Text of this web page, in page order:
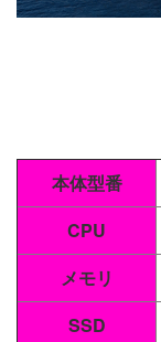
本体型番
CPU
メモリ
SSD